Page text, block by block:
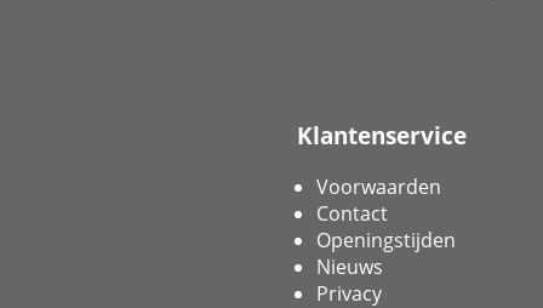
Klantenservice
Voorwaarden
Contact
Openingstijden
Nieuws
Privacy